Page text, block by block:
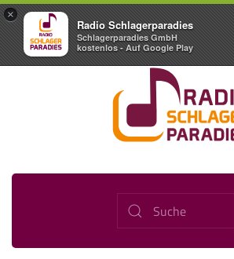
×
Radio Schlagerparadies
Schlagerparadies GmbH
kostenlos - Auf Google Play